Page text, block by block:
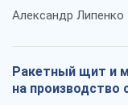
Александр Липенко
Ракетный щит и
на производство